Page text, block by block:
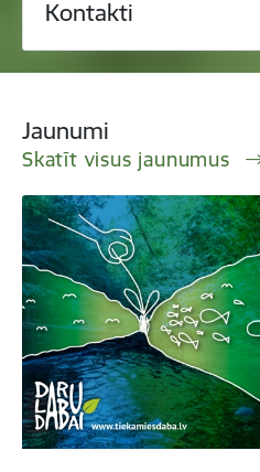
Kontakti
Jaunumi
Skatīt visus jaunumus